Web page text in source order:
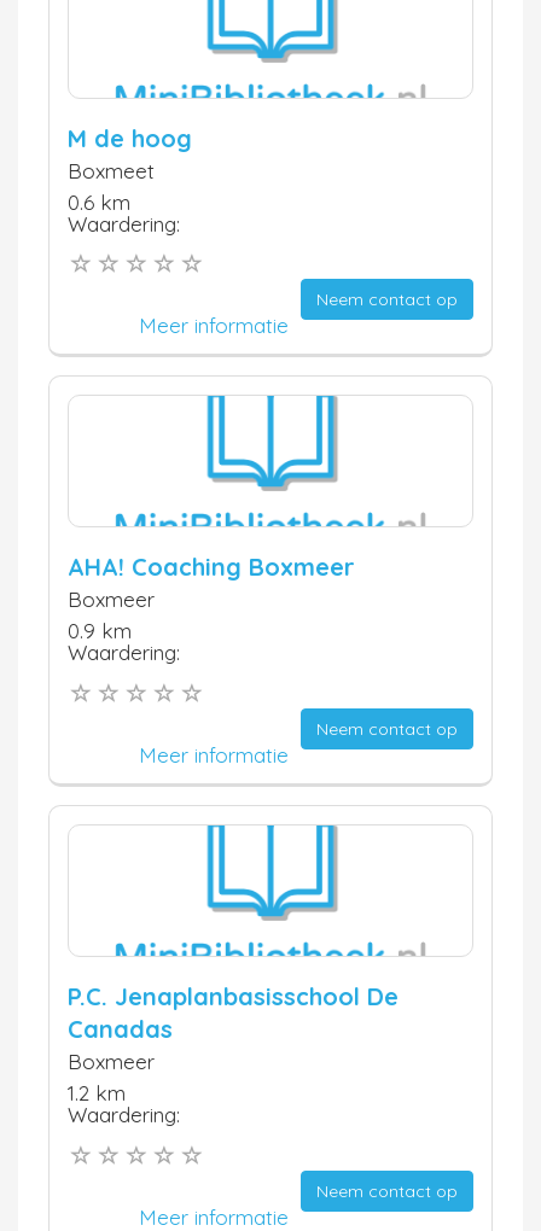
M de hoog
Boxmeet
0.6 km
Waardering:
Neem contact op
Meer informatie
AHA! Coaching Boxmeer
Boxmeer
0.9 km
Waardering:
Neem contact op
Meer informatie
P.C. Jenaplanbasisschool De
Canadas
Boxmeer
1.2 km
Waardering:
Neem contact op
Meer informatie